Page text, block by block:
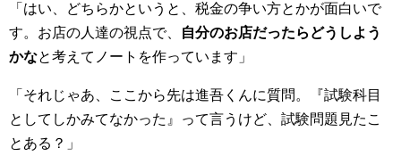
「はい、どちらかというと、税金の争い方とかが面白いで
す。お店の人達の視点で、
自分のお店だったらどうしよう
かなと考えてノートを作っています」
「それじゃあ、ここから先は進吾くんに質問。『試験科目
としてしかみてなかった』って言うけど、試験問題見たこ
とある？」